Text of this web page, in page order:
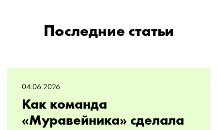
Последние статьи
04.06.2026
Как команда
«Муравейника» сделала